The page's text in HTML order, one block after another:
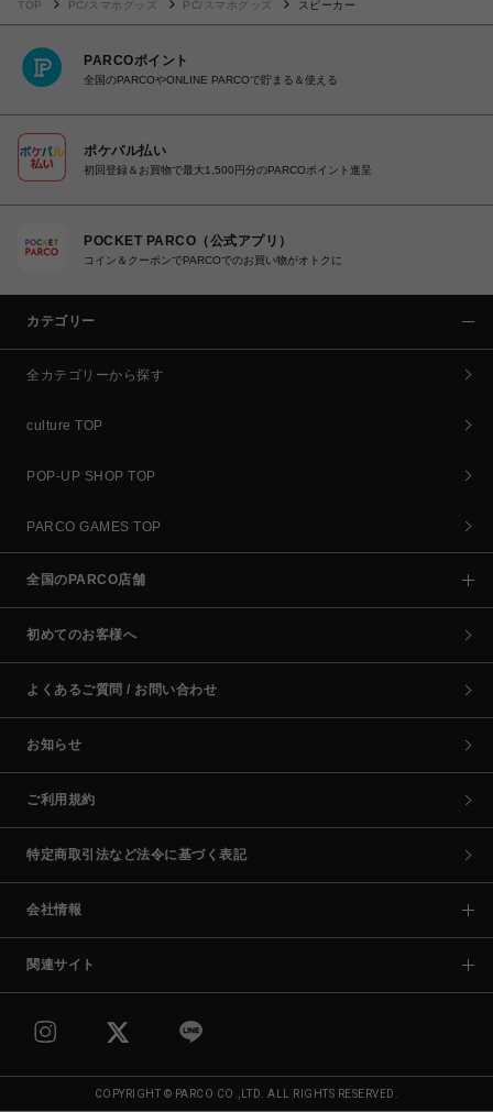
TOP PC/スマホグッズ PC/スマホグッズ スピーカー
PARCOポイント
全国のPARCOやONLINE PARCOで貯まる＆使える
ポケパル払い
初回登録＆お買物で最大1,500円分のPARCOポイント進呈
POCKET PARCO（公式アプリ）
コイン＆クーポンでPARCOでのお買い物がオトクに
カテゴリー
全カテゴリーから探す
culture TOP
POP-UP SHOP TOP
PARCO GAMES TOP
全国のPARCO店舗
初めてのお客様へ
よくあるご質問 / お問い合わせ
お知らせ
ご利用規約
特定商取引法など法令に基づく表記
会社情報
関連サイト
COPYRIGHT © PARCO CO.,LTD. ALL RIGHTS RESERVED.